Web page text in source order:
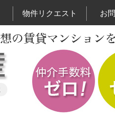
物件リクエスト お